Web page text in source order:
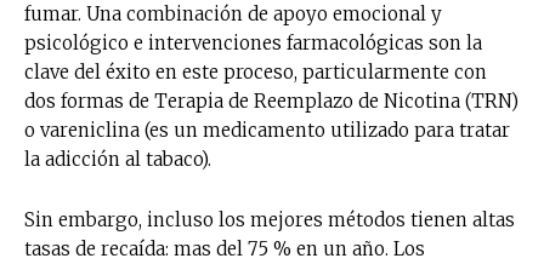
fumar. Una combinación de apoyo emocional y
psicológico e intervenciones farmacológicas son la
clave del éxito en este proceso, particularmente con
dos formas de Terapia de Reemplazo de Nicotina (TRN)
o vareniclina (es un medicamento utilizado para tratar
la adicción al tabaco).
Sin embargo, incluso los mejores métodos tienen altas
tasas de recaída: mas del 75 % en un año. Los